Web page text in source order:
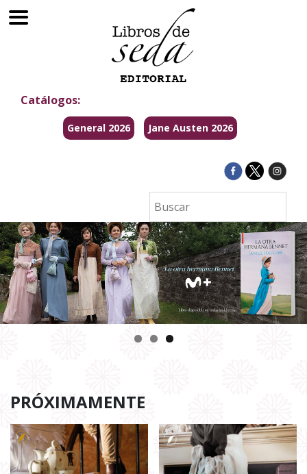
Catálogos:
General 2026 Jane Austen 2026
PRÓXIMAMENTE